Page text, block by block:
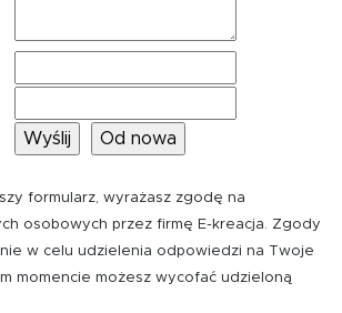
formularz, wyrażasz zgodę na
osobowych przez firmę E-kreacja. Zgody
w celu udzielenia odpowiedzi na Twoje
momencie możesz wycofać udzieloną